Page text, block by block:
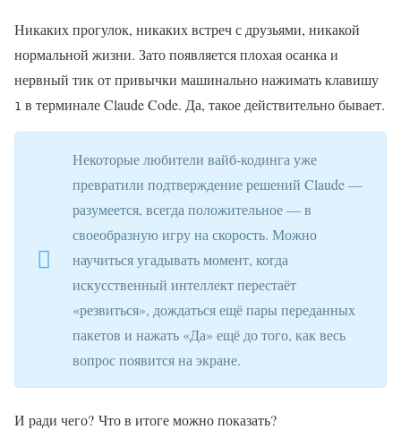
Никаких прогулок, никаких встреч с друзьями, никакой
нормальной жизни. Зато появляется плохая осанка и
нервный тик от привычки машинально нажимать клавишу
1 в терминале Claude Code. Да, такое действительно бывает.
Некоторые любители вайб-кодинга уже
превратили подтверждение решений Claude —
разумеется, всегда положительное — в
своеобразную игру на скорость. Можно
научиться угадывать момент, когда
искусственный интеллект перестаёт
«резвиться», дождаться ещё пары переданных
пакетов и нажать «Да» ещё до того, как весь
вопрос появится на экране.
И ради чего? Что в итоге можно показать?